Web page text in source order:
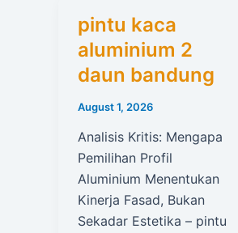
pintu kaca
aluminium 2
daun bandung
August 1, 2026
Analisis Kritis: Mengapa
Pemilihan Profil
Aluminium Menentukan
Kinerja Fasad, Bukan
Sekadar Estetika – pintu